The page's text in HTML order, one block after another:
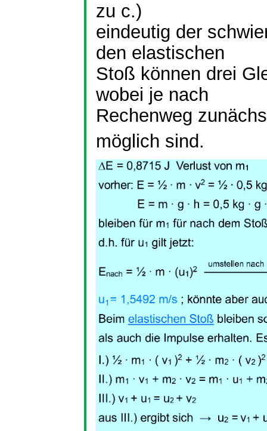
zu c.)
eindeutig der
den elastischen
Stoß können drei
wobei je nach
Rechenweg
möglich sind.